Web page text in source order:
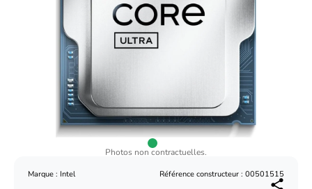
Photos non contractuelles.
Marque : Intel Référence constructeur : 00501515